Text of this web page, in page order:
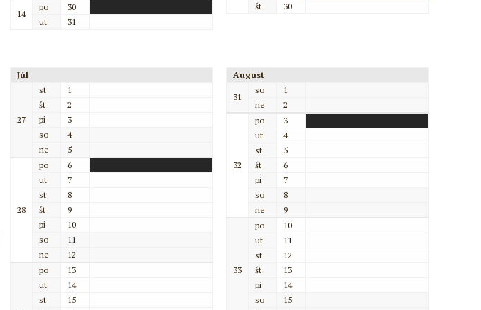
14
po
30
ut
31
št
30
Júl
27
st
1
št
2
pi
3
so
4
ne
5
28
po
6
ut
7
st
8
št
9
pi
10
so
11
ne
12
po
13
ut
14
st
15
August
31
so
1
ne
2
32
po
3
ut
4
st
5
št
6
pi
7
so
8
ne
9
33
po
10
ut
11
st
12
št
13
pi
14
so
15